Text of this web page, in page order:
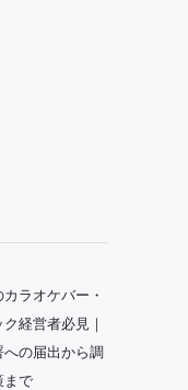
ラオケバー・
ク経営者必見｜
への届出から調
まで